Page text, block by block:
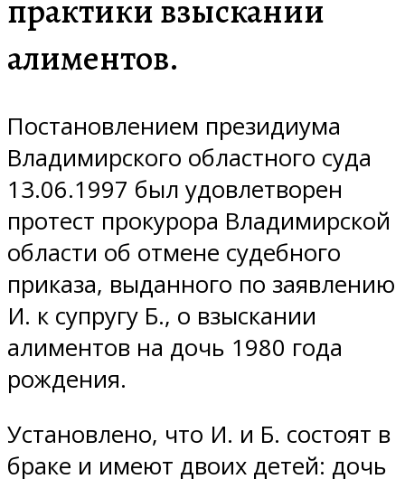
практики взыскании
алиментов.
Постановлением президиума
Владимирского областного суда
13.06.1997 был удовлетворен
протест прокурора Владимирской
области об отмене судебного
приказа, выданного по заявлению
И. к супругу Б., о взыскании
алиментов на дочь 1980 года
рождения.
Установлено, что И. и Б. состоят в
браке и имеют двоих детей: дочь